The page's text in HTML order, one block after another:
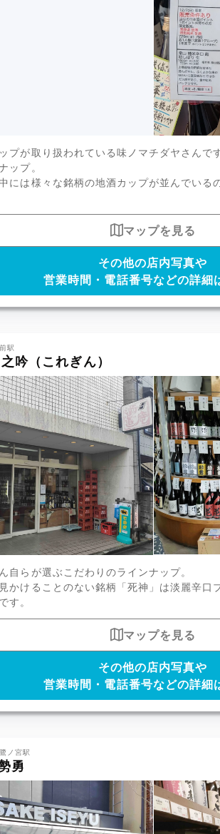
飲みきりやすいサイズの地酒カップや各
プが取り扱われている味ノマチダヤさんで
ップ。
には様々な銘柄の地酒カップが並んでいる
マップを見る
その他の店内写真や
営業時間・電話番号などの詳細
駅
吟（これぎん）
くの花、死神、鳳凰美田、一歩己（いぶ
自らが選ぶこだわりのラインナップ。
かけることのない銘柄「死神」は淡麗辛口
す。
マップを見る
その他の店内写真や
営業時間・電話番号などの詳細
ノ宮駅
勇